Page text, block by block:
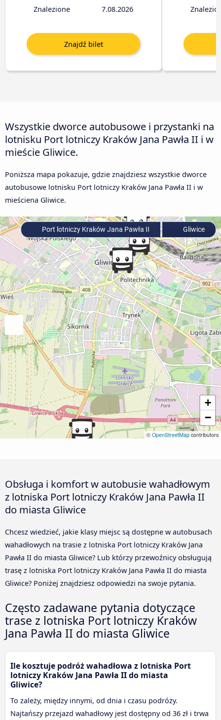
Znalezione
7.08.2026
Wszystkie dworce autobusowe i przystanki na
lotnisku Port lotniczy Kraków Jana Pawła II i w
mieście Gliwice.
Poniższa mapa pokazuje, gdzie znajdziesz wszystkie dworce
autobusowe lotnisku Port lotniczy Kraków Jana Pawła II i w
mieściena Gliwice.
+
−
© OpenStreetMap contributors
Port lotniczy Kraków Jana Pawła II Gliwice
Obsługa i komfort w autobusie wahadłowym
z lotniska Port lotniczy Kraków Jana Pawła II
do miasta Gliwice
Chcesz wiedzieć, jakie klasy miejsc są dostępne w autobusach
wahadłowych na trasie z lotniska Port lotniczy Kraków Jana
Pawła II do miasta Gliwice? Lub którzy przewoźnicy obsługują
trasę z lotniska Port lotniczy Kraków Jana Pawła II do miasta
Gliwice? Poniżej znajdziesz odpowiedzi na swoje pytania.
Często zadawane pytania dotyczące
trase z lotniska Port lotniczy Kraków
Jana Pawła II do miasta Gliwice
Ile kosztuje podróż wahadłowa z lotniska Port
lotniczy Kraków Jana Pawła II do miasta
Gliwice?
To zależy, między innymi, od dnia i czasu podróży.
Najtańszy przejazd wahadłowy jest dostępny od 36 zł i trwa